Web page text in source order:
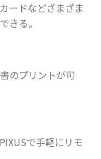
ードなどざまざま
きる。
のプリントが可
で手軽にリモ